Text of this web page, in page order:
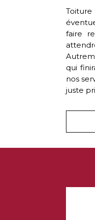
faire
qui
nos
juste